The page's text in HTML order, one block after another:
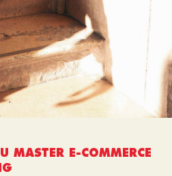
MASTER E-COMMERCE